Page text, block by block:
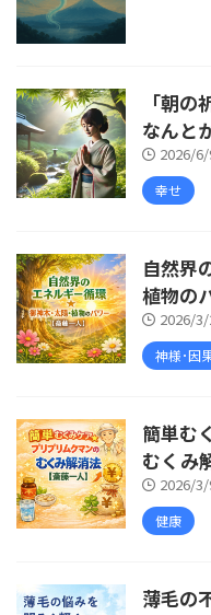
「朝
なんと
2026/
幸せ
自然界
植物の
2026/
神様･因
簡単む
むくみ
2026/
健康
薄毛の